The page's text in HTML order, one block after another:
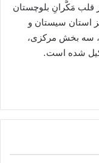
قلب مَکُّرانِ بلوچستان
مرکز استان سیستان و
و نگور، سه بخش مرکزی،